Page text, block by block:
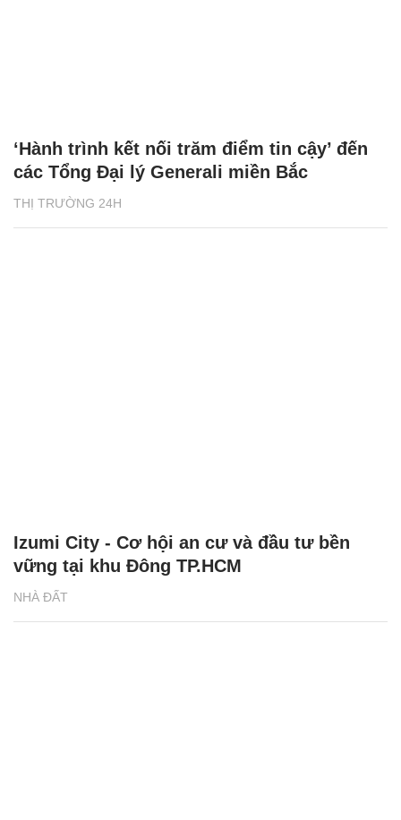
THỊ TRƯỜNG 24H
‘Hành trình kết nối trăm điểm tin cậy’ đến
các Tổng Đại lý Generali miền Bắc
NHÀ ĐẤT
Izumi City - Cơ hội an cư và đầu tư bền
vững tại khu Đông TP.HCM